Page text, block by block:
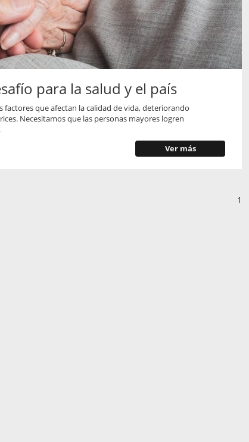
para la salud y el país
factores que afectan la calidad de vida, deteriorando
Necesitamos que las personas mayores logren
Ver más
1
de...
enfermedades periodontales. Sin
embargo, estas son las...